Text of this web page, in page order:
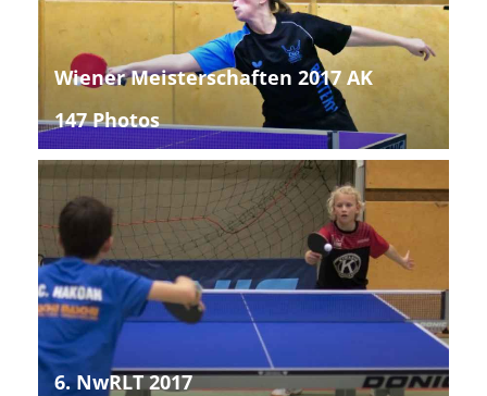
Wiener Meisterschaften 2017 AK
147 Photos
6. NwRLT 2017